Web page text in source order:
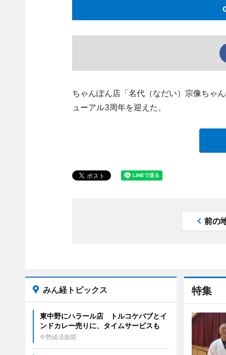
ちゃんぽん店「名代（なだい）宗像ちゃ
ューアル3周年を迎えた。
前の
特集
みん経トピックス
東中野にハラール店 トルコケバブとイ
ンドカレー売りに、タイムサービスも
中野経済新聞